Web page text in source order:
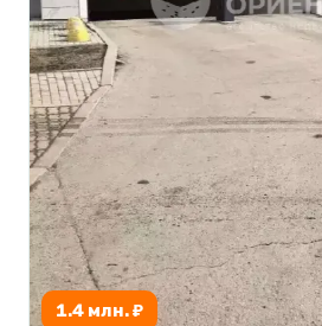
1.4 млн. ₽